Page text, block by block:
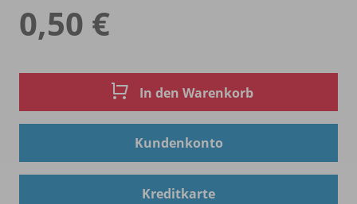
0,50 €
In den Warenkorb
Kundenkonto
Kreditkarte